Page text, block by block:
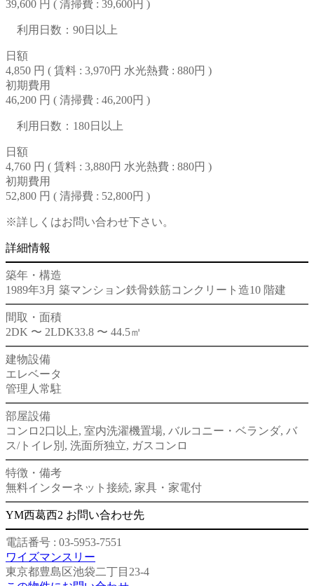
39,600 円 ( 清掃費 : 39,600円 )
利用日数：90日以上
日額
4,850 円 ( 賃料 : 3,970円 水光熱費 : 880円 )
初期費用
46,200 円 ( 清掃費 : 46,200円 )
利用日数：180日以上
日額
4,760 円 ( 賃料 : 3,880円 水光熱費 : 880円 )
初期費用
52,800 円 ( 清掃費 : 52,800円 )
※詳しくはお問い合わせ下さい。
詳細情報
築年・構造
1989年3月 築マンション鉄骨鉄筋コンクリート造10 階建
間取・面積
2DK 〜 2LDK33.8 〜 44.5㎡
建物設備
エレベータ
管理人常駐
部屋設備
コンロ2口以上, 室内洗濯機置場, バルコニー・ベランダ, バ
ス/トイレ別, 洗面所独立, ガスコンロ
特徴・備考
無料インターネット接続, 家具・家電付
YM西葛西2 お問い合わせ先
電話番号 : 03-5953-7551
ワイズマンスリー
東京都豊島区池袋二丁目23-4